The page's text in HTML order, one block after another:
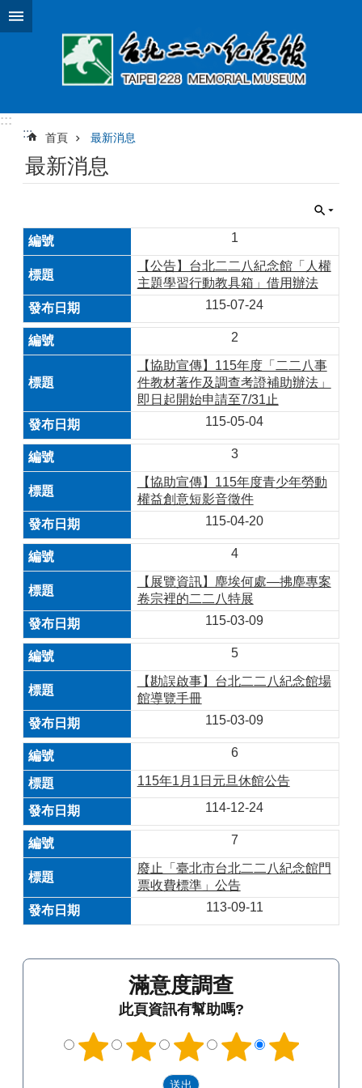
跳到主要內容區塊
:::
:::
首頁 最新消息
最新消息
1
【公告】台北二二八紀念館「人權
主題學習行動教具箱」借用辦法
115-07-24
2
【協助宣傳】115年度「二二八事
件教材著作及調查考證補助辦法」
即日起開始申請至7/31止
115-05-04
3
【協助宣傳】115年度青少年勞動
權益創意短影音徵件
115-04-20
4
【展覽資訊】塵埃何處—拂塵專案
卷宗裡的二二八特展
115-03-09
5
【勘誤啟事】台北二二八紀念館場
館導覽手冊
115-03-09
6
115年1月1日元旦休館公告
114-12-24
7
廢止「臺北市台北二二八紀念館門
票收費標準」公告
113-09-11
滿意度調查
此頁資訊有幫助嗎?